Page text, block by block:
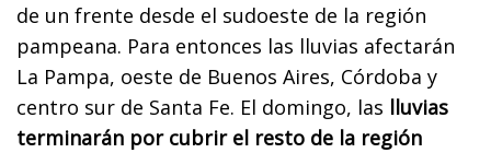
de un frente desde el sudoeste de la región
pampeana. Para entonces las lluvias afectarán
La Pampa, oeste de Buenos Aires, Córdoba y
centro sur de Santa Fe. El domingo, las lluvias
terminarán por cubrir el resto de la región